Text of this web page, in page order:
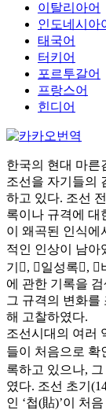
이탈리아어
인도네시아
태국어
터키어
포르투갈어
프랑스어
힌디어
한국의 현대 마른
조선을 자기들의
하고 있다. 조선
록이나 규격에 대
이 왜곡된 인식에
적인 인상이 남아
기󰡕, 󰡔일성록󰡕, 󰡔
에 관한 기록을
그 규격의 변화를
해 고찰하였다.
조선시대의 여러
들이 처음으로 확
록하고 있으나,
였다. 조선 초기
인 ‘첩(貼)’이 처